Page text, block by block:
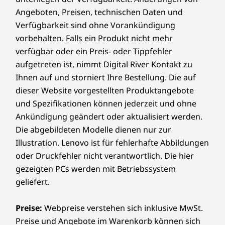
schlankes, leichtes Profil in einer
raffinierten Arctic Grey-Oberfläche. Die
ultradünnen Rahmen und die
großzügige Bildschirmfläche erweitern
Ihre Displayfläche und machen es ideal
für Präsentationen oder Streaming, in
jeder Arbeitsumgebung.
TECHNOLOGIE, DIE MIT IHNEN SCHRITT
Die Übertragungsgeschwindigkeiten für USB-Anschlüsse sind ungefähre Werte und
hängen von vielen Faktoren ab, z. B. der Rechenkapazität der Host- und
Peripheriegeräten, den Dateieigenschaften, Systemkonfiguration und der
Betriebsumgebung; die tatsächlichen Geschwindigkeiten variieren und können
geringer ausfallen als erwartet.
Funkverbindungen
WiFi 6E* 2x2 AX mit Bluetooth® 5.3
WiFi 6 2x2 AX mit Bluetooth®5.2
* Der Betrieb von Wi-Fi 6E mit 6 GHz hängt ab von der Unterstützung des
Betriebssystems, von Routern/APs/Gateways, die Wi-Fi 6E unterstützen, sowie von
den regionalen gesetzlichen Zertifizierungen und der Frequenzzuweisung.
Unterstütztes Docking
®
Smart Performance
Lenovo Smart Performance verbessert Ihre
Computernutzung! Verleihen Sie Ihrem Computer
mehr Leistung für einen reibungslosen Betrieb und
rasend schnelle Ladezeiten. Profitieren Sie von einer
schnelleren und zuverlässigeren Internetverbindung
und verbesserter Konnektivität. Schützen Sie Ihre IT-
Investitionen, indem Sie Adware, Malware und andere
Bedrohungen effizient abwehren. Entfesseln Sie das
Potenzial für eine spannende virtuelle Reise!
Angeboten, Preisen, technischen Daten und
Verfügbarkeit sind ohne Vorankündigung
vorbehalten. Falls ein Produkt nicht mehr
verfügbar oder ein Preis- oder Tippfehler
aufgetreten ist, nimmt Digital River Kontakt zu
Ihnen auf und storniert Ihre Bestellung. Die auf
dieser Website vorgestellten Produktangebote
und Spezifikationen können jederzeit und ohne
Ankündigung geändert oder aktualisiert werden.
Die abgebildeten Modelle dienen nur zur
Illustration. Lenovo ist für fehlerhafte Abbildungen
oder Druckfehler nicht verantwortlich. Die hier
gezeigten PCs werden mit Betriebssystem
geliefert.
Preise: Webpreise verstehen sich inklusive MwSt.
Preise und Angebote im Warenkorb können sich